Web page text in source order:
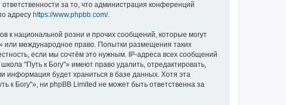
за то, что администрация конференций
адресу https://www.phpbb.com/.
к национальной розни и прочих сообщений, которые могут
или международное право. Попытки размещения таких
если мы сочтём это нужным. IP-адреса всех сообщений
"Путь к Богу"» имеют право удалить, отредактировать,
информация будет храниться в базе данных. Хотя эта
Богу"», ни phpBB Limited не может быть ответственна за